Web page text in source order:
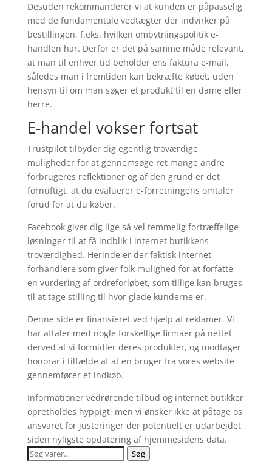
Desuden rekommanderer vi at kunden er påpasselig
med de fundamentale vedtægter der indvirker på
bestillingen, f.eks. hvilken ombytningspolitik e-
handlen har. Derfor er det på samme måde relevant,
at man til enhver tid beholder ens faktura e-mail,
således man i fremtiden kan bekræfte købet, uden
hensyn til om man søger et produkt til en dame eller
herre.
E-handel vokser fortsat
Trustpilot tilbyder dig egentlig troværdige
muligheder for at gennemsøge ret mange andre
forbrugeres reflektioner og af den grund er det
fornuftigt, at du evaluerer e-forretningens omtaler
forud for at du køber.
Facebook giver dig lige så vel temmelig fortræffelige
løsninger til at få indblik i internet butikkens
troværdighed. Herinde er der faktisk internet
forhandlere som giver folk mulighed for at forfatte
en vurdering af ordreforløbet, som tillige kan bruges
til at tage stilling til hvor glade kunderne er.
Denne side er finansieret ved hjælp af reklamer. Vi
har aftaler med nogle forskellige firmaer på nettet
derved at vi formidler deres produkter, og modtager
honorar i tilfælde af at en bruger fra vores website
gennemfører et indkøb.
Informationer vedrørende tilbud og internet butikker
opretholdes hyppigt, men vi ønsker ikke at påtage os
ansvaret for justeringer der potentielt er udarbejdet
siden nyligste opdatering af hjemmesidens data.
Søg
Søg